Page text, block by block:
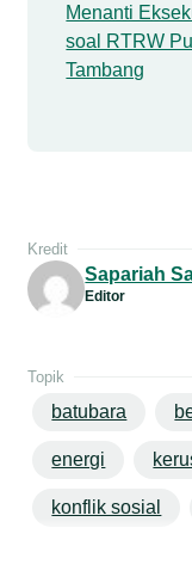
Menanti
soal RTRW
Tambang
Kredit
Sapariah
Editor
Topik
batubara
energi
konflik sosial